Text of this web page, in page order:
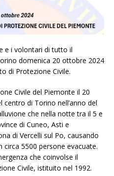
e i volontari di tutto il
domenica 20 ottobre 2024
di Protezione Civile.
Civile del Piemonte il 20
di Torino nell’anno del
che nella notte tra il 5 e
di Cuneo, Asti e
di Vercelli sul Po, causando
5500 persone evacuate.
che coinvolse il
Civile, istituito nel 1992.